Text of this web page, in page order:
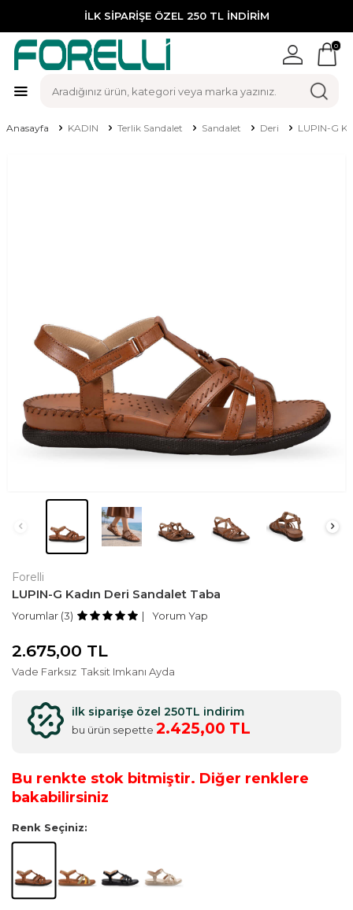
İLK SİPARİŞE ÖZEL 250 TL İNDİRİM
0
Anasayfa KADIN Terlik Sandalet Sandalet Deri LUPIN-G
Forelli
LUPIN-G Kadın Deri Sandalet Taba
Yorumlar (3) Yorum Yap
2.675,00 TL
Vade Farksız Taksit Imkanı Ayda
ilk siparişe özel 250TL indirim
bu ürün sepette 2.425,00 TL
Bu renkte stok bitmiştir. Diğer renklere
bakabilirsiniz
Renk Seçiniz: